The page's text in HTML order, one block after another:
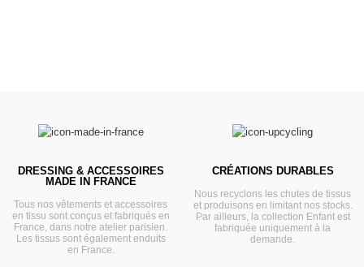
DRESSING & ACCESSOIRES
MADE IN FRANCE
Tous nos vêtements et accessoires
en tissu sont conçus et fabriqués en
France, dans notre atelier parisien.
Les tissus sont également enduits
en France.
CRÉATIONS DURABLES
Nous recyclons les chutes de tissus
et produisons en limitant nos stocks.
Par ailleurs, la collection Enfant est
fabriquée uniquement à la
demande.